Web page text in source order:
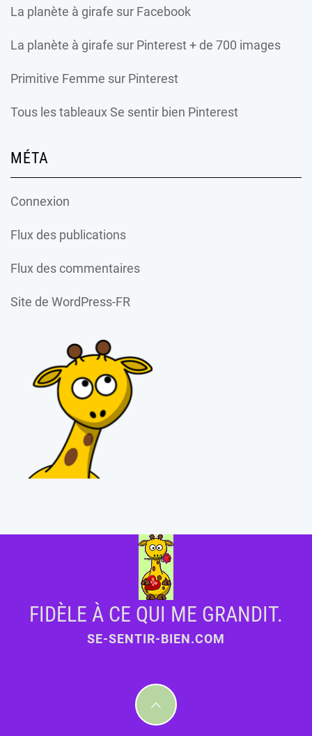
La planète à girafe sur Facebook
La planète à girafe sur Pinterest + de 700 images
Primitive Femme sur Pinterest
Tous les tableaux Se sentir bien Pinterest
MÉTA
Connexion
Flux des publications
Flux des commentaires
Site de WordPress-FR
FIDÈLE À CE QUI ME GRANDIT.
SE-SENTIR-BIEN.COM